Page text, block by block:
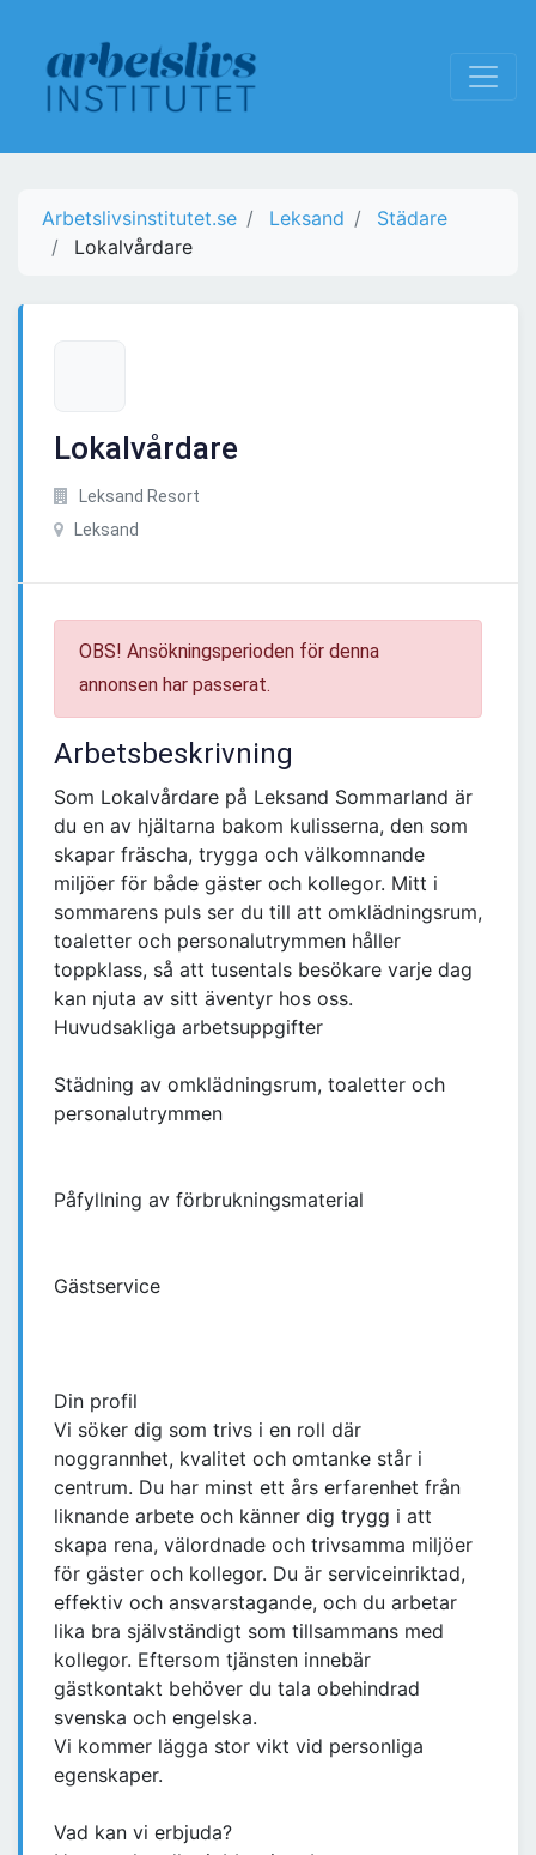
Arbetslivsinstitutet.se Leksand
Städare
Lokalvårdare
Lokalvårdare
Leksand Resort
Leksand
OBS! Ansökningsperioden för denna
annonsen har passerat.
Arbetsbeskrivning
Som Lokalvårdare på Leksand Sommarland är
du en av hjältarna bakom kulisserna, den som
skapar fräscha, trygga och välkomnande
miljöer för både gäster och kollegor. Mitt i
sommarens puls ser du till att omklädningsrum,
toaletter och personalutrymmen håller
toppklass, så att tusentals besökare varje dag
kan njuta av sitt äventyr hos oss.
Huvudsakliga arbetsuppgifter
Städning av omklädningsrum, toaletter och
personalutrymmen
Påfyllning av förbrukningsmaterial
Gästservice
Din profil
Vi söker dig som trivs i en roll där
noggrannhet, kvalitet och omtanke står i
centrum. Du har minst ett års erfarenhet från
liknande arbete och känner dig trygg i att
skapa rena, välordnade och trivsamma miljöer
för gäster och kollegor. Du är serviceinriktad,
effektiv och ansvarstagande, och du arbetar
lika bra självständigt som tillsammans med
kollegor. Eftersom tjänsten innebär
gästkontakt behöver du tala obehindrad
svenska och engelska.
Vi kommer lägga stor vikt vid personliga
egenskaper.
Vad kan vi erbjuda?